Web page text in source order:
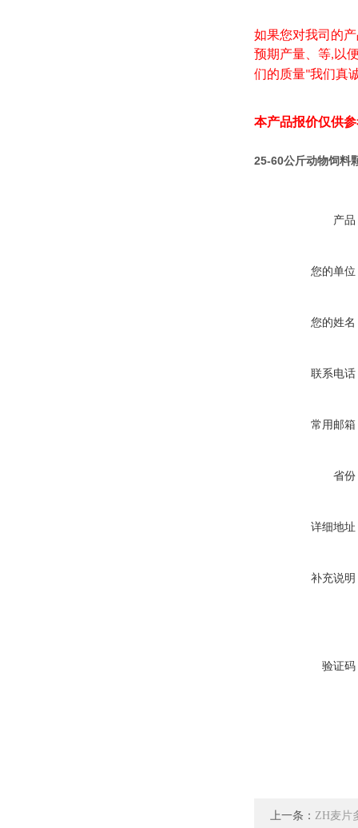
如果您对我司的
预期产量、等, 以
们的质量"我们真
本产品报价仅供
25-60公斤动物饲料
产品
您的单位
您的姓名
联系电话
常用邮箱
省份
详细地址
补充说明
验证码
上一条： ZH麦片